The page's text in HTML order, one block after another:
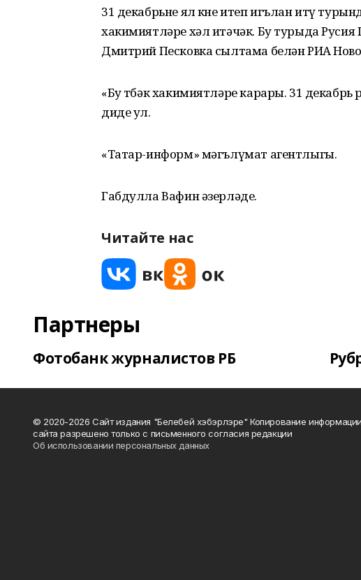
31 декабрьне ял көне итеп игълан итү
хакимиятләре хәл итәчәк. Бу турыда
Дмитрий Песковка сылтама белән РИА
«Бу төбәк хакимиятләре карары. 31 декабрь
диде ул.
«Татар-информ» мәгълүмат агентлыгы.
Габдулла Вафин әзерләде.
Читайте нас
Партнеры
Фотобанк журналистов РБ
© 2020-2026 Сайт издания "Белебей хэбэрлэре" Копирование информации
сайта разрешено только с письменного согласия редакции
Об использовании персональных данных